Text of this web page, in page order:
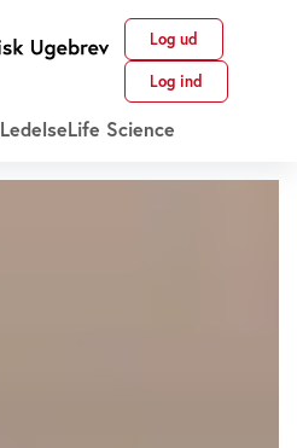
Log ud
Log ind
LedelseLife Science